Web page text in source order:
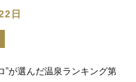
日
”が選んだ温泉ランキング第